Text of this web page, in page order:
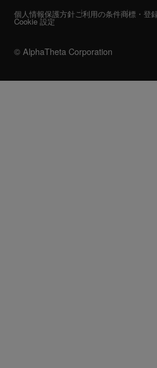
© AlphaTheta Corporation
個人情報保護方針ご利用の条件商標・登
Cookie 設定